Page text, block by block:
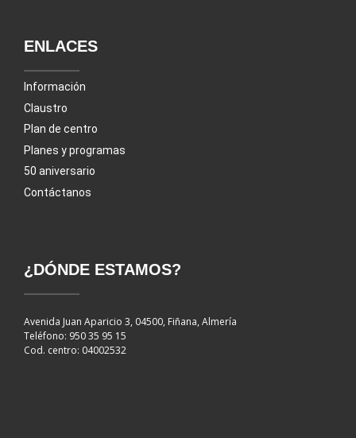
ENLACES
Información
Claustro
Plan de centro
Planes y programas
50 aniversario
Contáctanos
¿DÓNDE ESTAMOS?
Avenida Juan Aparicio 3, 04500, Fiñana, Almería
Teléfono: 950 35 95 15
Cod. centro: 04002532